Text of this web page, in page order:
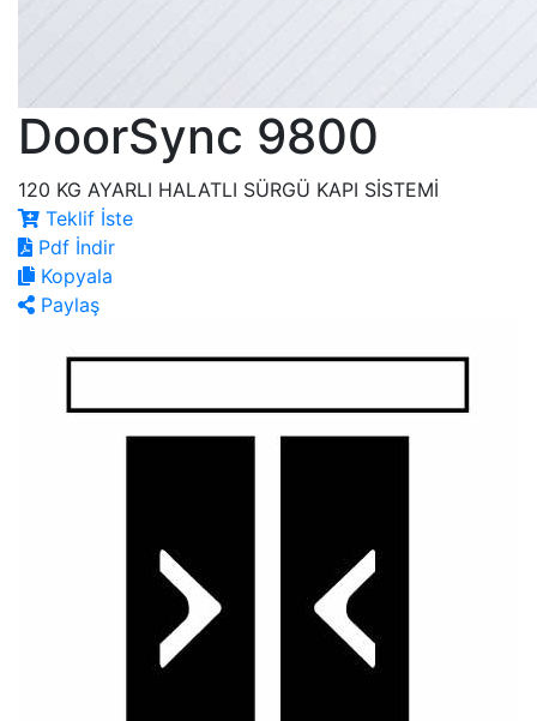
DoorSync 9800
120 KG AYARLI HALATLI SÜRGÜ KAPI SİSTEMİ
Teklif İste
Pdf İndir
Kopyala
Paylaş